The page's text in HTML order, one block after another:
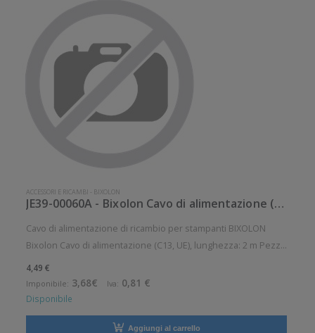
ACCESSORI E RICAMBI - BIXOLON
JE39-00060A - Bixolon Cavo di alimentazione (C13, UE)
Cavo di alimentazione di ricambio per stampanti BIXOLON
Bixolon Cavo di alimentazione (C13, UE), lunghezza: 2 m Pezzo
4,49 €
Imponibile: 3,68€ Iva: 0,81 €
Disponibile
Aggiungi al carrello